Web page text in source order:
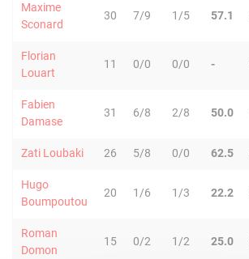
Maxime
Sconard
30 7/9 1/5 57.1
Florian
Louart
11 0/0 0/0 -
Fabien
Damase
31 6/8 2/8 50.0
Zati Loubaki 26 5/8 0/0 62.5
Hugo
Boumpoutou
20 1/6 1/3 22.2
Roman
Domon
15 0/2 1/2 25.0